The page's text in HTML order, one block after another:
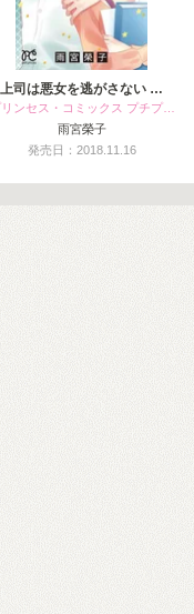
上司は悪女を逃がさない …
リンセス・コミックス プチプ…
雨宮榮子
発売日：2018.11.16